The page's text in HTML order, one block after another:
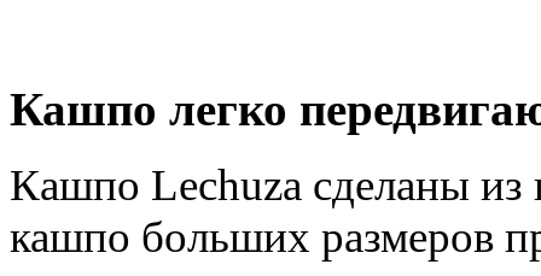
Кашпо легко
Кашпо Lechuza сделаны из
кашпо больших размеров